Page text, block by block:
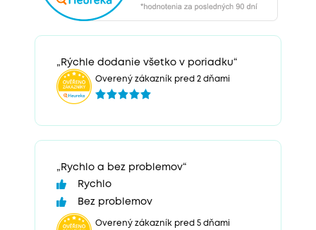
„Rýchle dodanie všetko v poriadku“
Overený zákazník pred 2 dňami
„Rychlo a bez problemov“
Rychlo
Bez problemov
Overený zákazník pred 5 dňami